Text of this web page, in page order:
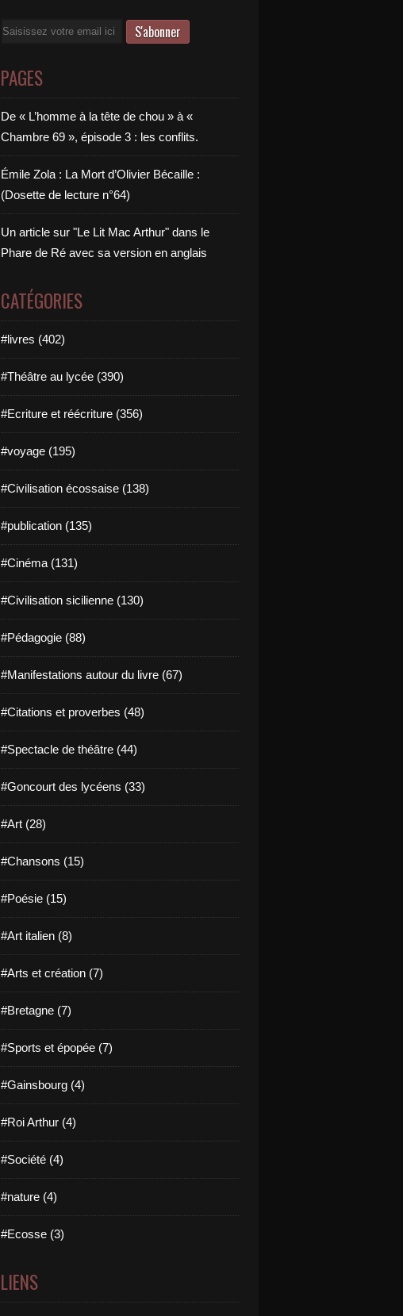
Email
PAGES
De « L’homme à la tête de chou » à «
Chambre 69 », épisode 3 : les conflits.
Émile Zola : La Mort d’Olivier Bécaille :
(Dosette de lecture n°64)
Un article sur "Le Lit Mac Arthur" dans le
Phare de Ré avec sa version en anglais
CATÉGORIES
#livres (402)
#Théâtre au lycée (390)
#Ecriture et réécriture (356)
#voyage (195)
#Civilisation écossaise (138)
#publication (135)
#Cinéma (131)
#Civilisation sicilienne (130)
#Pédagogie (88)
#Manifestations autour du livre (67)
#Citations et proverbes (48)
#Spectacle de théâtre (44)
#Goncourt des lycéens (33)
#Art (28)
#Chansons (15)
#Poésie (15)
#Art italien (8)
#Arts et création (7)
#Bretagne (7)
#Sports et épopée (7)
#Gainsbourg (4)
#Roi Arthur (4)
#Société (4)
#nature (4)
#Ecosse (3)
LIENS